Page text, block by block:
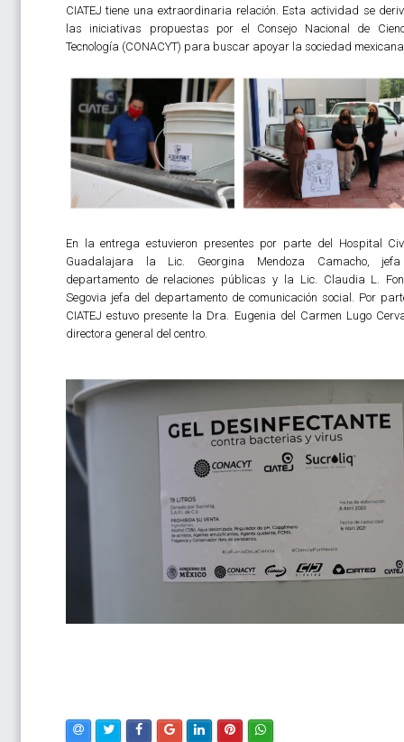
CIATEJ tiene una extraordinaria relación. Esta actividad se
las iniciativas propuestas por el Consejo Nacional de
Tecnología (CONACYT) para buscar apoyar la sociedad
En la entrega estuvieron presentes por parte del Hospital
Guadalajara la Lic. Georgina Mendoza Camacho,
departamento de relaciones públicas y la Lic. Claudia L.
Segovia jefa del departamento de comunicación social. Por
CIATEJ estuvo presente la Dra. Eugenia del Carmen Lugo
directora general del centro.